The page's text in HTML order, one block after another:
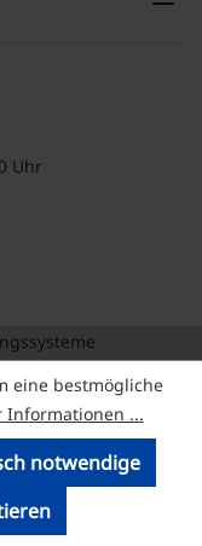
Uhr
eine bestmögliche
Informationen ...
notwendige